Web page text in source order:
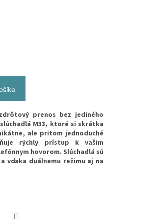
prenos bez jediného
M33, ktoré si skrátka
ale pritom jednoduché
rýchly prístup k vašim
hovorom. Slúchadlá sú
vďaka duálnemu režimu aj na